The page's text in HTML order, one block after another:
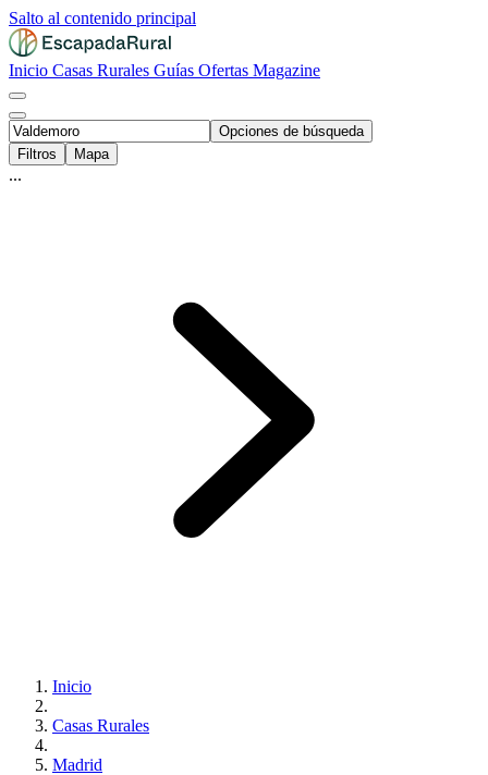
Salto al contenido principal
Inicio Casas Rurales Guías Ofertas Magazine
Opciones de búsqueda
Filtros
Mapa
...
Inicio
Casas Rurales
Madrid